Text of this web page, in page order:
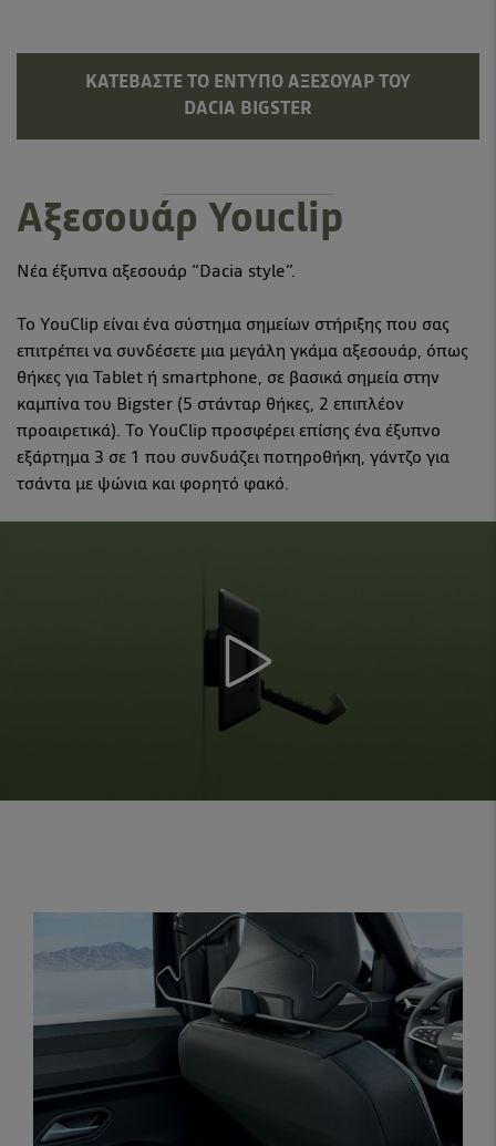
ΚΑΤΕΒΆΣΤΕ ΤΟ ΈΝΤΥΠΟ ΑΞΕΣΟΥΆΡ ΤΟΥ
DACIA BIGSTER
Αξεσουάρ Youclip
Νέα έξυπνα αξεσουάρ “Dacia style”.
Το YouClip είναι ένα σύστημα σημείων στήριξης που σας
επιτρέπει να συνδέσετε μια μεγάλη γκάμα αξεσουάρ, όπως
θήκες για Tablet ή smartphone, σε βασικά σημεία στην
καμπίνα του Bigster (5 στάνταρ θήκες, 2 επιπλέον
προαιρετικά). Το YouClip προσφέρει επίσης ένα έξυπνο
εξάρτημα 3 σε 1 που συνδυάζει ποτηροθήκη, γάντζο για
τσάντα με ψώνια και φορητό φακό.